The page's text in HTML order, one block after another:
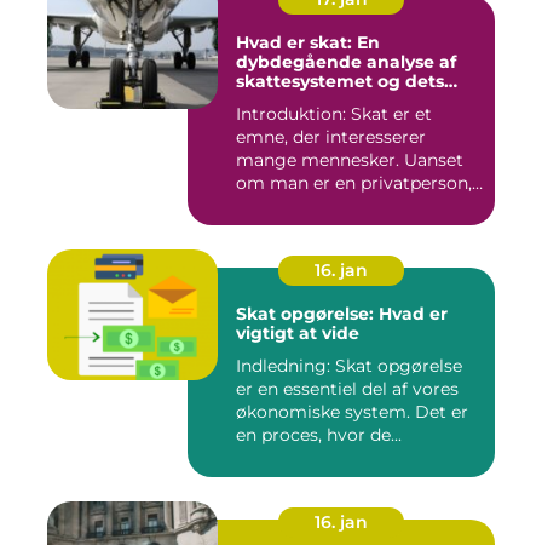
Hvad er skat: En
dybdegående analyse af
skattesystemet og dets
Introduktion: Skat er et
emne, der interesserer
mange mennesker. Uanset
om man er en privatperson,
16. jan
Skat opgørelse: Hvad er
vigtigt at vide
Indledning: Skat opgørelse
er en essentiel del af vores
økonomiske system. Det er
en proces, hvor de...
16. jan